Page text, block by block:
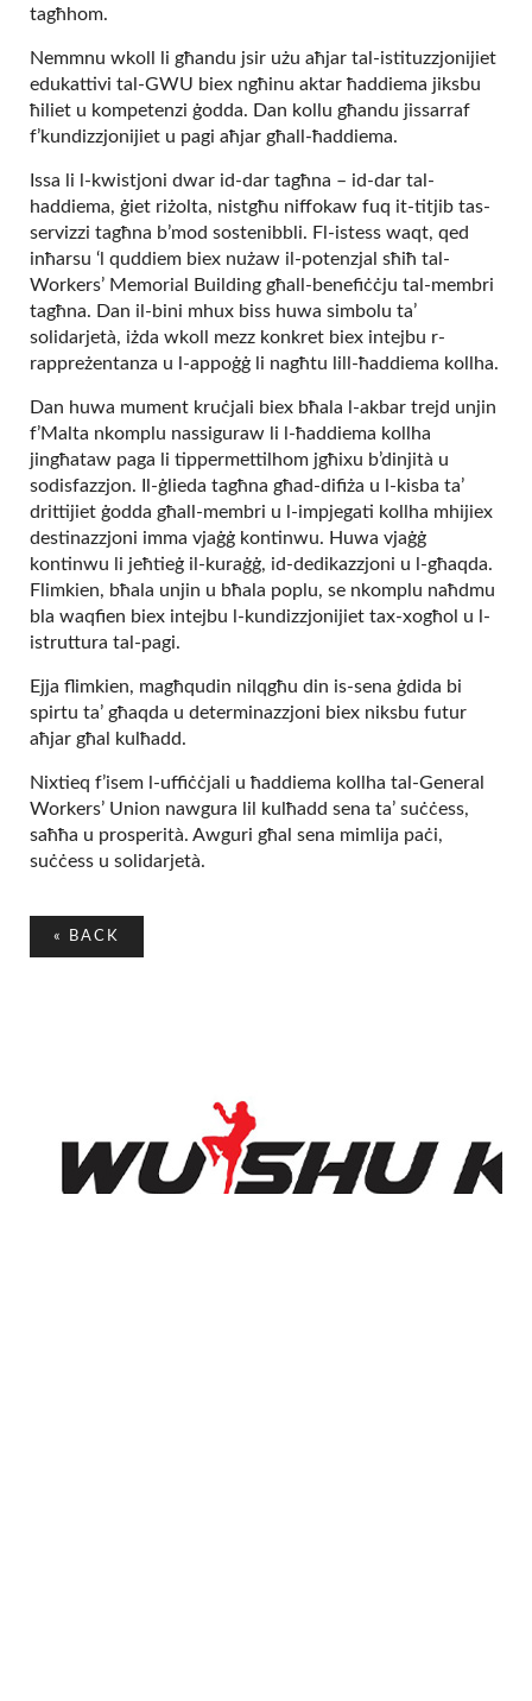
tagħhom.
Nemmnu wkoll li għandu jsir użu aħjar tal-istituzzjonijiet
edukattivi tal-GWU biex ngħinu aktar ħaddiema jiksbu
ħiliet u kompetenzi ġodda. Dan kollu għandu jissarraf
f’kundizzjonijiet u pagi aħjar għall-ħaddiema.
Issa li l-kwistjoni dwar id-dar tagħna – id-dar tal-
haddiema, ġiet riżolta, nistgħu niffokaw fuq it-titjib tas-
servizzi tagħna b’mod sostenibbli. Fl-istess waqt, qed
inħarsu ‘l quddiem biex nużaw il-potenzjal sħiħ tal-
Workers’ Memorial Building għall-benefiċċju tal-membri
tagħna. Dan il-bini mhux biss huwa simbolu ta’
solidarjetà, iżda wkoll mezz konkret biex intejbu r-
rappreżentanza u l-appoġġ li nagħtu lill-ħaddiema kollha.
Dan huwa mument kruċjali biex bħala l-akbar trejd unjin
f’Malta nkomplu nassiguraw li l-ħaddiema kollha
jingħataw paga li tippermettilhom jgħixu b’dinjità u
sodisfazzjon. Il-ġlieda tagħna għad-difiża u l-kisba ta’
drittijiet ġodda għall-membri u l-impjegati kollha mhijiex
destinazzjoni imma vjaġġ kontinwu. Huwa vjaġġ
kontinwu li jeħtieġ il-kuraġġ, id-dedikazzjoni u l-għaqda.
Flimkien, bħala unjin u bħala poplu, se nkomplu naħdmu
bla waqfien biex intejbu l-kundizzjonijiet tax-xogħol u l-
istruttura tal-pagi.
Ejja flimkien, magħqudin nilqgħu din is-sena ġdida bi
spirtu ta’ għaqda u determinazzjoni biex niksbu futur
aħjar għal kulħadd.
Nixtieq f’isem l-uffiċċjali u ħaddiema kollha tal-General
Workers’ Union nawgura lil kulħadd sena ta’ suċċess,
saħħa u prosperità. Awguri għal sena mimlija paċi,
suċċess u solidarjetà.
« BACK